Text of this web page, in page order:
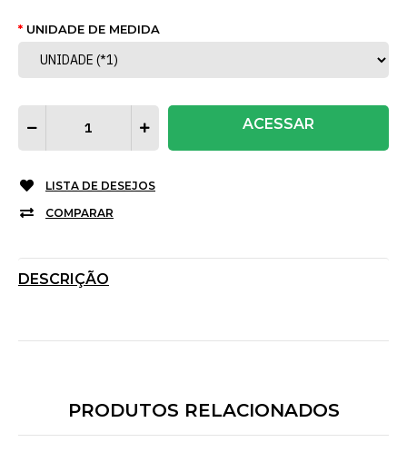
UNIDADE DE MEDIDA
ACESSAR
LISTA DE DESEJOS
COMPARAR
DESCRIÇÃO
PRODUTOS RELACIONADOS